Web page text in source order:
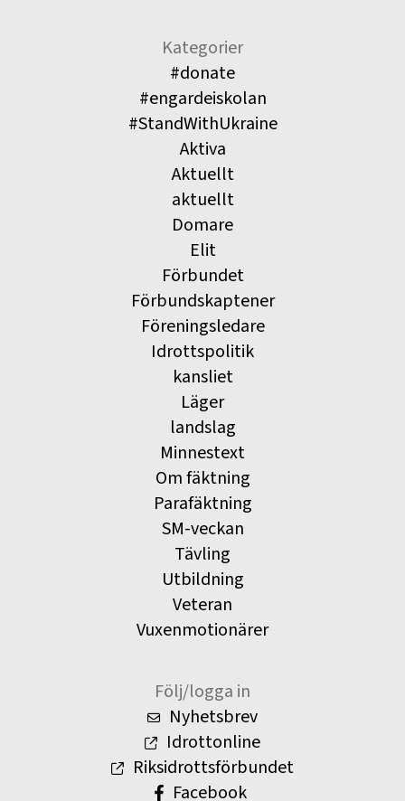
Kategorier
#donate
#engardeiskolan
#StandWithUkraine
Aktiva
Aktuellt
aktuellt
Domare
Elit
Förbundet
Förbundskaptener
Föreningsledare
Idrottspolitik
kansliet
Läger
landslag
Minnestext
Om fäktning
Parafäktning
SM-veckan
Tävling
Utbildning
Veteran
Vuxenmotionärer
Följ/logga in
Nyhetsbrev
Idrottonline
Riksidrottsförbundet
Facebook